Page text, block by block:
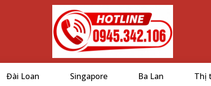
Đài Loan Singapore Ba Lan Thị